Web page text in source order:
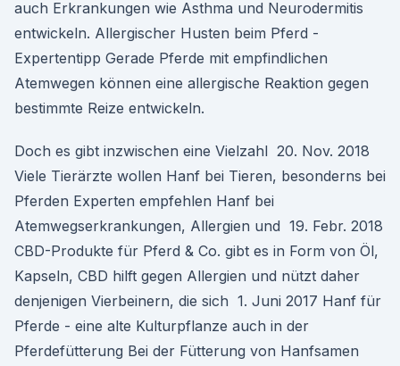
auch Erkrankungen wie Asthma und Neurodermitis
entwickeln. Allergischer Husten beim Pferd -
Expertentipp Gerade Pferde mit empfindlichen
Atemwegen können eine allergische Reaktion gegen
bestimmte Reize entwickeln.
Doch es gibt inzwischen eine Vielzahl 20. Nov. 2018
Viele Tierärzte wollen Hanf bei Tieren, besonderns bei
Pferden Experten empfehlen Hanf bei
Atemwegserkrankungen, Allergien und 19. Febr. 2018
CBD-Produkte für Pferd & Co. gibt es in Form von Öl,
Kapseln, CBD hilft gegen Allergien und nützt daher
denjenigen Vierbeinern, die sich 1. Juni 2017 Hanf für
Pferde - eine alte Kulturpflanze auch in der
Pferdefütterung Bei der Fütterung von Hanfsamen